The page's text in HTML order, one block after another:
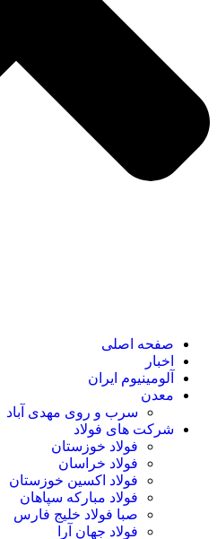
صفحه اصلی
اخبار
آلومینیوم ایران
معدن
سرب و روی مهدی آباد
شرکت های فولاد
فولاد خوزستان
فولاد خراسان
فولاد اکسین خوزستان
فولاد مبارکه سپاهان
صبا فولاد خلیج فارس
فولاد جهان آرا